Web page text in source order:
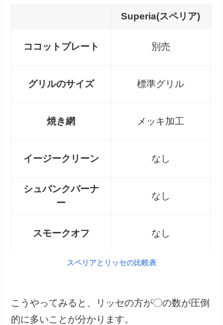
Superia(スペリア)
ココットプレート 別売
グリルのサイズ 標準グリル
焼き網 メッキ加工
イージークリーン なし
シュバンクバーナ
ー
なし
スモークオフ なし
スペリアとリッセの比較表
こうやってみると、リッセの方が〇の数が圧倒
的に多いことが分かります。